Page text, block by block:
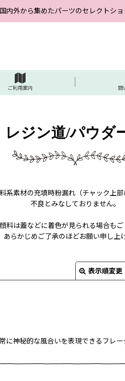
国内外から集めたパーツのセレクトシ
ご利用案内 問
レジン道/パウダ
系素材の充填時粉漏れ（チャック上
不良とみなしておりません。
料は蓋などに着色が見られる場合も
あらかじめご了承のほどお願い申し上
表示順変更
神秘的な風合いを表現できるフレ